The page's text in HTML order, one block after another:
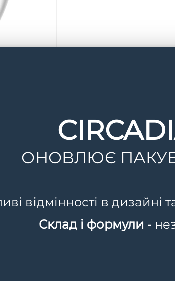
молекул, які сприяють
для вікової, сухої і чутливої
ОНОВЛЮЄ
відмінності в дизайні
Склад і формули -